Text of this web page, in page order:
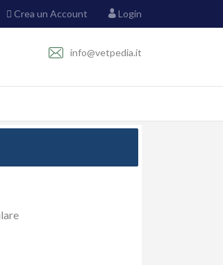
Crea un Account Login
info@vetpedia.it